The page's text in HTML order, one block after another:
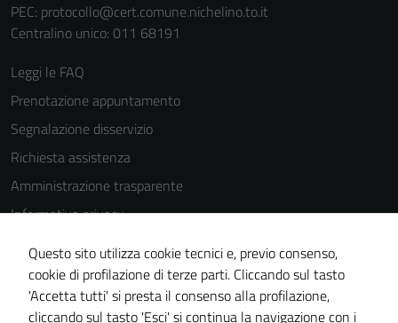
PEC: protocollo@cert.comune.nichelino.to.it
Centralino unico: 011 68191
Leggi le FAQ
Prenotazione appuntamento
Segnalazione disservizio
Richiesta assistenza
Amministrazione trasparente
Informativa privacy
Cookie Policy
Note legali
Dichiarazione di accessibilità
Questo sito utilizza cookie tecnici e, previo consenso,
cookie di profilazione di terze parti. Cliccando sul tasto
'Accetta tutti' si presta il consenso alla profilazione,
cliccando sul tasto 'Esci' si continua la navigazione con i
Questi cookie
non raccolgono
informazioni
personali.